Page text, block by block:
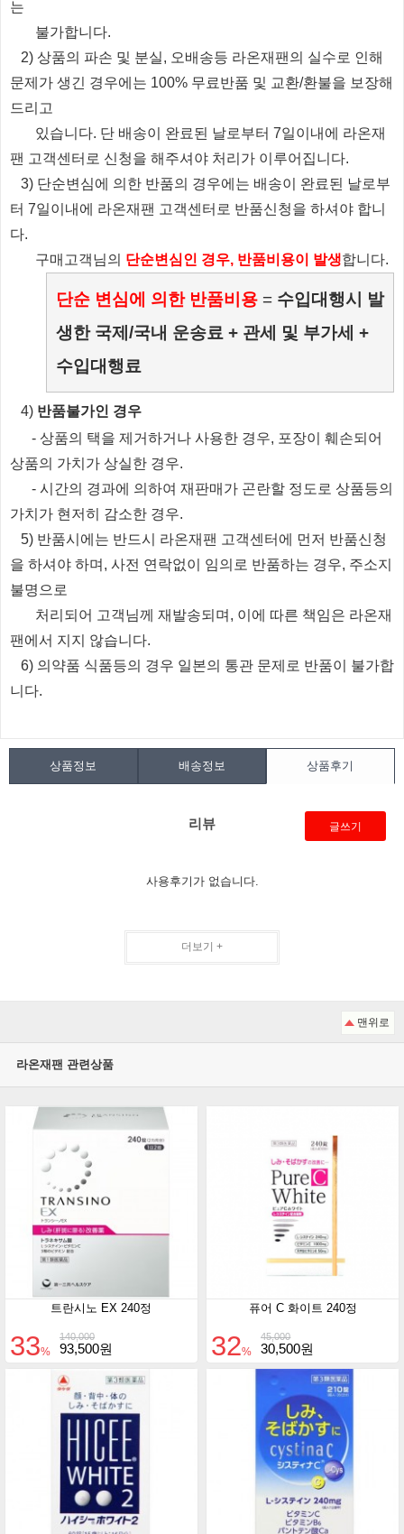
는
불가합니다.
2) 상품의 파손 및 분실, 오배송등 라온재팬의 실수로 인해
문제가 생긴 경우에는 100% 무료반품 및 교환/환불을 보장해
드리고
있습니다. 단 배송이 완료된 날로부터 7일이내에 라온재
팬 고객센터로 신청을 해주셔야 처리가 이루어집니다.
3) 단순변심에 의한 반품의 경우에는 배송이 완료된 날로부
터 7일이내에 라온재팬 고객센터로 반품신청을 하셔야 합니
다.
​ 구매고객님의 단순변심인 경우, 반품비용이 발생합니다.
단순 변심에 의한 반품비용 = 수입대행시 발
생한 국제/국내 운송료 + 관세 및 부가세 +
수입대행료
​4) 반품불가인 경우
- 상품의 택을 제거하거나 사용한 경우, 포장이 훼손되어
상품의 가치가 상실한 경우.
- 시간의 경과에 의하여 재판매가 곤란할 정도로 상품등의
가치가 현저히 감소한 경우.
5) 반품시에는 반드시 라온재팬 고객센터에 먼저 반품신청
을 하셔야 하며, 사전 연락없이 임의로 반품하는 경우, 주소지
불명으로
처리되 어 고객님께 재발송되며, 이에 따른 책임은 라온재
팬에서 지지 않습니다.
6) 의약품 식품등의 경우 일본의 통관 문제로 반품이 불가합
니다.
상품정보 배송정보 상품후기
리뷰 글쓰기
사용후기가 없습니다.
더보기 +
맨위로
라온재팬 관련상품
트란시노 EX 240정
140,000
33% 93,500원
퓨어 C 화이트 240정
45,000
32% 30,500원